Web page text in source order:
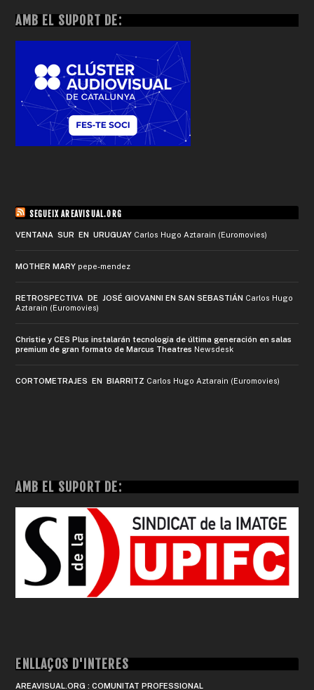
AMB EL SUPORT DE:
SEGUEIX AREAVISUAL.ORG
VENTANA SUR EN URUGUAY Carlos Hugo Aztarain (Euromovies)
MOTHER MARY pepe-mendez
RETROSPECTIVA DE JOSÉ GIOVANNI EN SAN SEBASTIÁN Carlos Hugo
Aztarain (Euromovies)
Christie y CES Plus instalarán tecnología de última generación en salas
premium de gran formato de Marcus Theatres Newsdesk
CORTOMETRAJES EN BIARRITZ Carlos Hugo Aztarain (Euromovies)
AMB EL SUPORT DE:
ENLLAÇOS D'INTERÈS
AREAVISUAL.ORG : COMUNITAT PROFESSIONAL